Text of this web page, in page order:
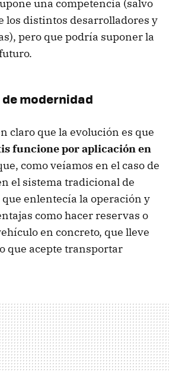
una competencia (salvo
los distintos desarrolladores y
pero que podría suponer la
modernidad
claro que la evolución es que
funcione por aplicación en
como veíamos en el caso de
el sistema tradicional de
enlentecía la operación y
como hacer reservas o
en concreto, que lleve
que acepte transportar